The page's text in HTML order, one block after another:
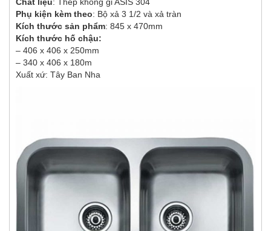
Chất liệu: Thép không gỉ ASIS 304
Phụ kiện kèm theo: Bộ xả 3 1/2 và xả tràn
Kích thước sản phẩm: 845 x 470mm
Kích thước hố chậu:
– 406 x 406 x 250mm
– 340 x 406 x 180m
Xuất xứ: Tây Ban Nha